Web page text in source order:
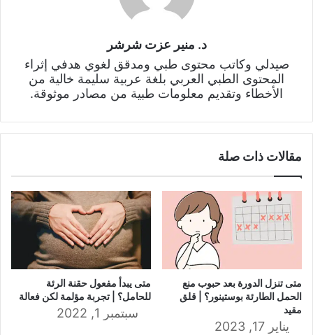
د. منير عزت شرشر
صيدلي وكاتب محتوى طبي ومدقق لغوي هدفي إثراء
المحتوى الطبي العربي بلغة عربية سليمة خالية من
الأخطاء وتقديم معلومات طبية من مصادر موثوقة.
مقالات ذات صلة
متى تنزل الدورة بعد حبوب منع
الحمل الطارئة بوستينور؟ | قلق
مقيد
يناير 17, 2023
متى يبدأ مفعول حقنة الرئة
للحامل؟ | تجربة مؤلمة لكن فعالة
سبتمبر 1, 2022